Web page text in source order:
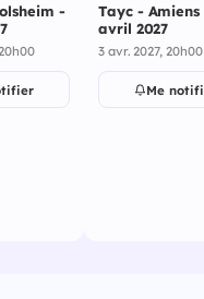
-
Tayc - Amiens
avril 2027
3 avr. 2027, 20h00
Me